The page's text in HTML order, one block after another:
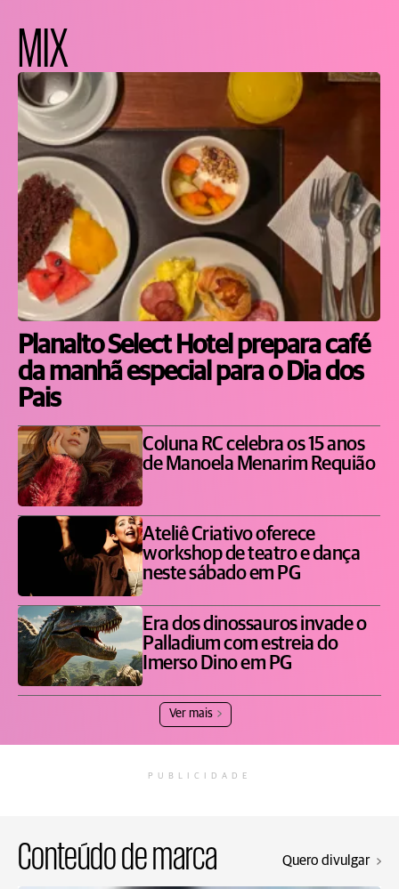
MIX
Planalto Select Hotel prepara café
da manhã especial para o Dia dos
Pais
Coluna RC celebra os 15 anos
de Manoela Menarim Requião
Ateliê Criativo oferece
workshop de teatro e dança
neste sábado em PG
Era dos dinossauros invade o
Palladium com estreia do
Imerso Dino em PG
Ver mais
PUBLICIDADE
Conteúdo de marca Quero divulgar